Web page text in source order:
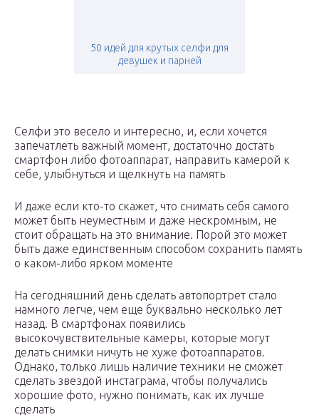
50 идей для крутых селфи для
девушек и парней
Селфи это весело и интересно, и, если хочется
запечатлеть важный момент, достаточно достать
смартфон либо фотоаппарат, направить камерой к
себе, улыбнуться и щелкнуть на память
И даже если кто-то скажет, что снимать себя самого
может быть неуместным и даже нескромным, не
стоит обращать на это внимание. Порой это может
быть даже единственным способом сохранить память
о каком-либо ярком моменте
На сегодняшний день сделать автопортрет стало
намного легче, чем еще буквально несколько лет
назад. В смартфонах появились
высокочувствительные камеры, которые могут
делать снимки ничуть не хуже фотоаппаратов.
Однако, только лишь наличие техники не сможет
сделать звездой инстаграма, чтобы получались
хорошие фото, нужно понимать, как их лучше
сделать